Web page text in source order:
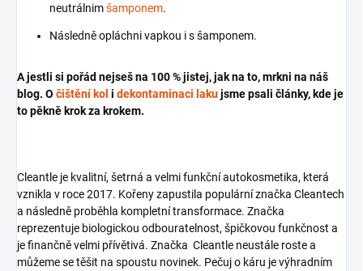
neutrálnimšamponem.
Následně opláchni vapkou i s šamponem.
A jestli si pořád nejseš na 100 % jistej, jak na to, mrkni na náš
blog. O čištění kol i dekontaminaci lakujsme psali články, kde je
to pěkně krok za krokem.
Cleantle je kvalitní, šetrná a velmi funkční autokosmetika, která
vznikla v roce 2017. Kořeny zapustila populární značka Cleantech
a následně proběhla kompletní transformace. Značka
reprezentuje biologickou odbouratelnost, špičkovou funkčnost a
je finančně velmi přívětivá. Značka Cleantle neustále roste a
můžeme se těšit na spoustu novinek. Pečuj o káru je výhradním